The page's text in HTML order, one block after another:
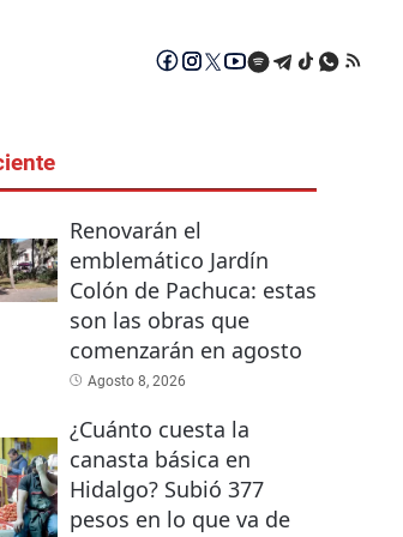
Renovarán el
emblemático Jardín
Colón de Pachuca: estas
son las obras que
comenzarán en agosto
Agosto 8, 2026
¿Cuánto cuesta la
canasta básica en
Hidalgo? Subió 377
pesos en lo que va de